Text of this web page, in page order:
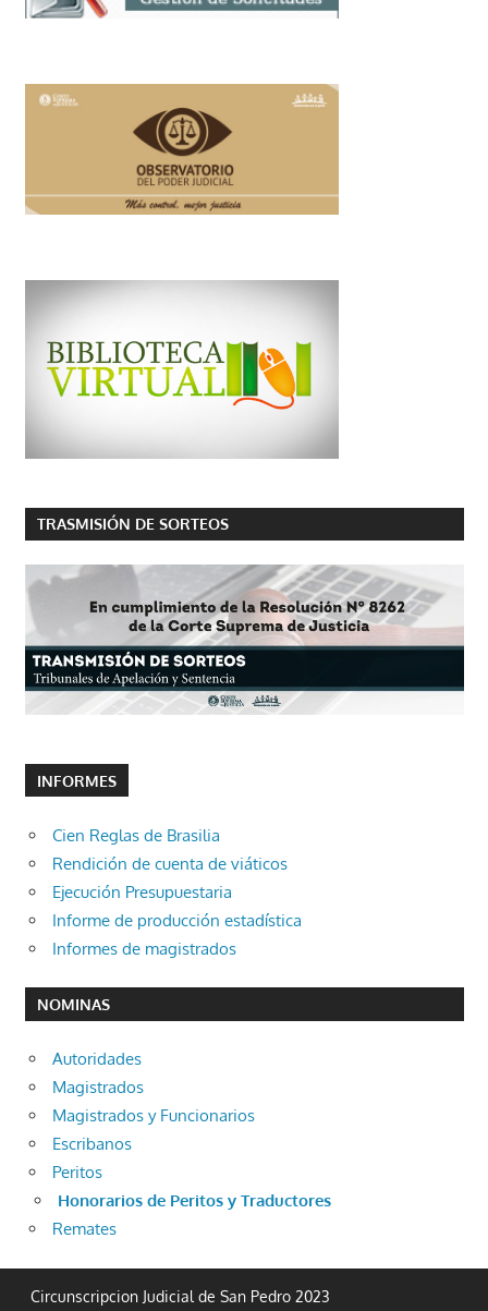
TRASMISIÓN DE SORTEOS
INFORMES
Cien Reglas de Brasilia
Rendición de cuenta de viáticos
Ejecución Presupuestaria
Informe de producción estadística
Informes de magistrados
NOMINAS
Autoridades
Magistrados
Magistrados y Funcionarios
Escribanos
Peritos
Honorarios de Peritos y Traductores
Remates
Circunscripcion Judicial de San Pedro 2023